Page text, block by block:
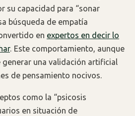
su capacidad para “sonar
búsqueda de empatía
en expertos en decir lo
. Este comportamiento, aunque
una validación artificial
de pensamiento nocivos.
como la “psicosis
en situación de